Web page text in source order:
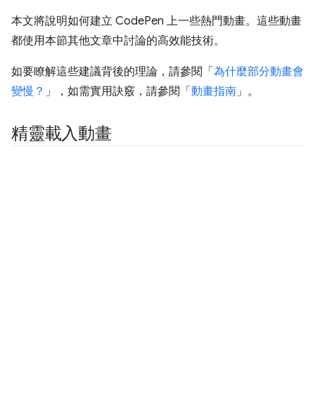
本文將說明如何建立 CodePen 上一些熱門動畫。這些動畫
都使用本節其他文章中討論的高效能技術。
如要瞭解這些建議背後的理論，請參閱「 為什麼部分動畫會
變慢？ 」，如需實用訣竅，請參閱「 動畫指南」。
精靈載入動畫